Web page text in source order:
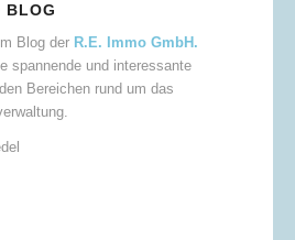
BLOG
Blog der R.E. Immo GmbH.
spannende und interessante
Bereichen rund um das